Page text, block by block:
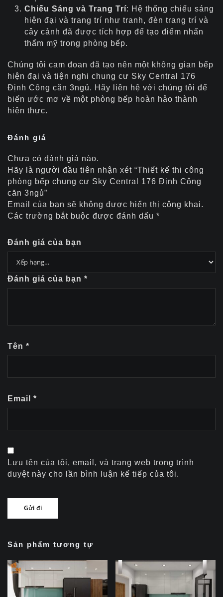
Chiếu Sáng và Trang Trí: Hệ thống chiếu sáng
hiện đại và trang trí như tranh, đèn trang trí và
cây cảnh đã được tích hợp để tạo điểm nhấn
thẩm mỹ trong phòng bếp.
Chúng tôi cam đoan đã tạo nên một không gian bếp
hiện đại và tiện nghi chung cư Sky Central 176
Định Công căn 3ngủ. Hãy liên hệ với chúng tôi để
biến ước mơ về một phòng bếp hoàn hảo thành
hiện thực.
Đánh giá
Chưa có đánh giá nào.
Hãy là người đầu tiên nhận xét “Thiết kế thi công
phòng bếp chung cư Sky Central 176 Định Công
căn 3ngủ”
Email của bạn sẽ không được hiển thị công khai.
Các trường bắt buộc được đánh dấu *
Đánh giá của bạn
Đánh giá của bạn *
Tên *
Email *
Lưu tên của tôi, email, và trang web trong trình
duyệt này cho lần bình luận kế tiếp của tôi.
Sản phẩm tương tự